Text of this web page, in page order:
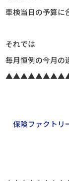
車検当日の予算に
それでは
毎月恒例の今月の
保険ファクトリ